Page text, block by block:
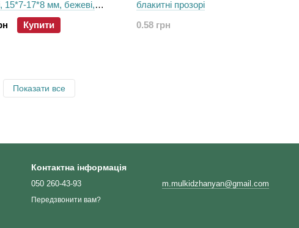
15*7-17*8 мм, бежеві,
Купити
блакитні прозорі
0.58 грн
Показати все
Контактна інформація
050 260-43-93
Передзвонити вам?
m.mulkidzhanyan@gmail.com